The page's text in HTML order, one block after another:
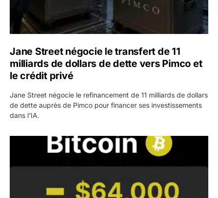
Jane Street négocie le transfert de 11
milliards de dollars de dette vers Pimco et
le crédit privé
Jane Street négocie le refinancement de 11 milliards de dollars
de dette auprès de Pimco pour financer ses investissements
dans l'IA.
Bitcoin stagne à 64 000 dollars pendant que les